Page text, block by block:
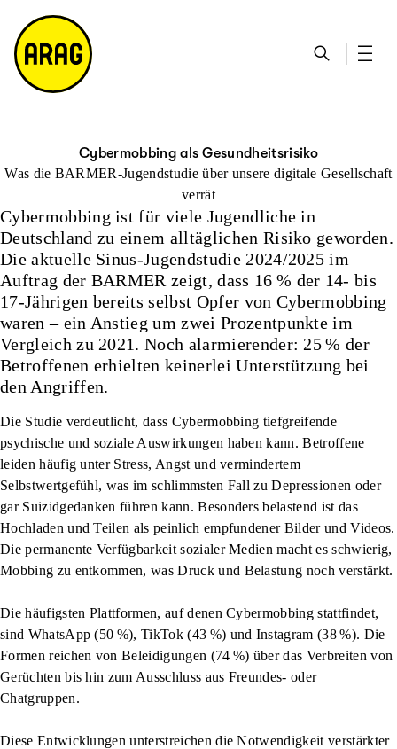
h
e
ta
k
ts
ei
te
e
m
a
p
Cybermobbing als Gesundheitsrisiko
Was die BARMER-Jugendstudie über unsere digitale Gesellschaft
verrät
Cybermobbing ist für viele Jugendliche in
Deutschland zu einem alltäglichen Risiko geworden.
Die aktuelle Sinus-Jugendstudie 2024/2025 im
Auftrag der BARMER zeigt, dass 16 % der 14- bis
17-Jährigen bereits selbst Opfer von Cybermobbing
waren – ein Anstieg um zwei Prozentpunkte im
Vergleich zu 2021. Noch alarmierender: 25 % der
Betroffenen erhielten keinerlei Unterstützung bei
den Angriffen.
Die Studie verdeutlicht, dass Cybermobbing tiefgreifende
psychische und soziale Auswirkungen haben kann. Betroffene
leiden häufig unter Stress, Angst und vermindertem
Selbstwertgefühl, was im schlimmsten Fall zu Depressionen oder
gar Suizidgedanken führen kann. Besonders belastend ist das
Hochladen und Teilen als peinlich empfundener Bilder und Videos.
Die permanente Verfügbarkeit sozialer Medien macht es schwierig,
Mobbing zu entkommen, was Druck und Belastung noch verstärkt.
Die häufigsten Plattformen, auf denen Cybermobbing stattfindet,
sind WhatsApp (50 %), TikTok (43 %) und Instagram (38 %). Die
Formen reichen von Beleidigungen (74 %) über das Verbreiten von
Gerüchten bis hin zum Ausschluss aus Freundes- oder
Chatgruppen.
Diese Entwicklungen unterstreichen die Notwendigkeit verstärkter